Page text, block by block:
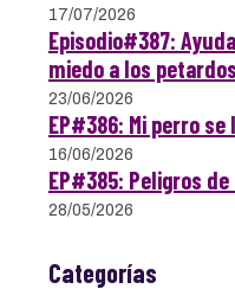
17/07/2026
Episodio#387:
miedo a los petardos
23/06/2026
EP#386: Mi perro
16/06/2026
EP#385: Peligros
28/05/2026
Categorías